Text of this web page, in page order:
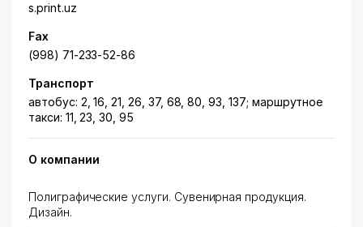
s.print.uz
Fax
(998) 71-233-52-86
Транспорт
автобус: 2, 16, 21, 26, 37, 68, 80, 93, 137; маршрутное
такси: 11, 23, 30, 95
О компании
Полиграфические услуги. Сувенирная продукция.
Дизайн.